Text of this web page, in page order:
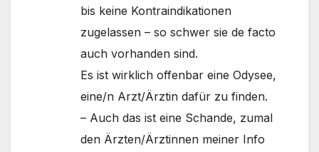
bis keine Kontraindikationen
zugelassen – so schwer sie de facto
auch vorhanden sind.
Es ist wirklich offenbar eine Odysee,
eine/n Arzt/Ärztin dafür zu finden.
– Auch das ist eine Schande, zumal
den Ärzten/Ärztinnen meiner Info